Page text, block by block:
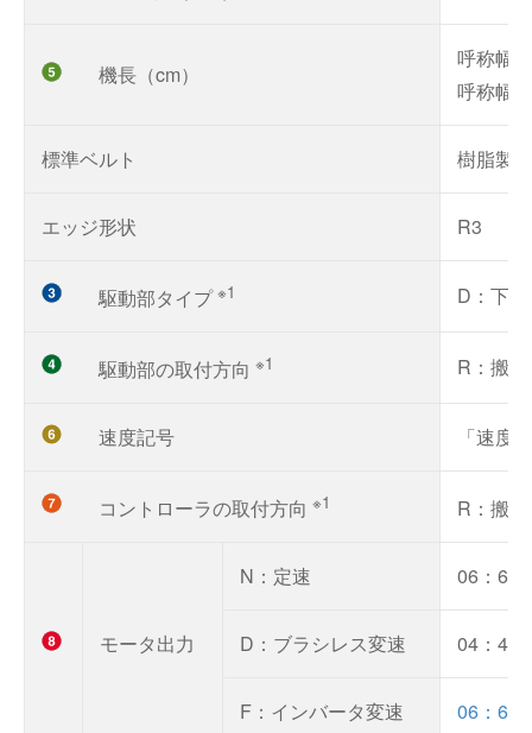
機長（cm）
呼称幅
呼称幅
標準ベルト 樹脂製
エッジ形状 R3
駆動部タイプ※1 D：下
駆動部の取付方向 ※1 R：搬
速度記号 「速度
コントローラの取付方向 ※1 R：搬
モータ出力
N：定速 06：
D：ブラシレス変速 04：
F：インバータ変速 06：